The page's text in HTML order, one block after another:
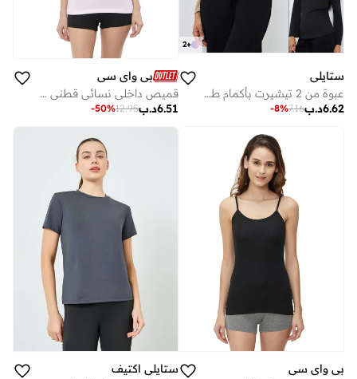
+
2
ستايلي
عبوة من 2 تيشيرت بأكمام طويلة وزم بياقة قارب
د.ب6.62
7.16
-8%
بي واي سي
قميص داخلي نسائي قطني بحزام قابل للتعديل (عبوة من 3 قطع) - وردي
د.ب6.51
12.95
-50%
بي واي سي
ستايلي اكتيف